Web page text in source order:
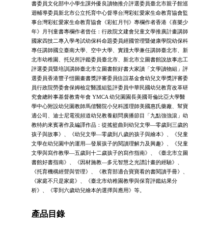
書委員文化部中小學生課外優良讀物推介評選委員臺北市親子館巡
迴輔導委員新北市公立托育中心督導台灣彩虹愛家生命教育協會監
事台灣彩虹愛家生命教育協會《彩虹月刊》專欄作者香港《喜樂少
年》月刊童書專欄作者曾任：行政院文建會兒童文學推廣計畫講師
國家四技二專入學考試幼保科命題委員經國管理暨健康學院幼保科
專任講師國立臺南大學、空中大學、實踐大學兼任講師臺北市、新
北市幼稚園、托兒所評鑑委員臺北市、新北市立圖書館說故事志工
評選委員暨培訓講師臺北市立圖書館好書大家讀「文學讀物組」評
選委員香港豐子愷圖畫書獎評審委員信誼基金會幼兒文學獎評審委
員行政院勞委會保姆檢定醫護組監評委員中華民國幼兒教育改革研
究會總幹事基督教青年會 YMCA 幼兒園園長美國哥倫比亞大學醫
學中心附設幼兒園教師馬偕醫院小兒科護理師美國惠氏藥廠、幫寶
適公司、迪士尼電視頻道幼兒教養顧問廣播節目「九點強強滾」幼
教特約來賓著作及編譯作品：從搖籃曲到幼兒文學—零歲到三歲的
孩子與故事》、《幼兒文學—零歲到八歲的孩子與繪本》、《兒童
文學在幼兒園中的運用—發展孩子的閱讀理解力及興趣》、《兒童
文學與寫作教學—五歲到十二歲孩子的寫作指南》、《臺北市立圖
書館好書指南》、《因材施教—多元智慧之光譜計畫的經驗》、
《托育機構經營與管理》、《教育部適合寶寶看的書閱讀手冊》、
《家庭不只是家庭》、《臺北市幼稚園教學與保育評鑑結果分
析》、《零到六歲幼兒繪本的選擇與應用》等。
產品目錄